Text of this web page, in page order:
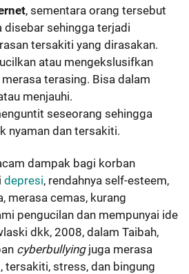
, sementara orang tersebut
disebar sehingga terjadi
tersakiti yang dirasakan.
atau mengekslusifkan
terasing. Bisa dalam
menjauhi.
seseorang sehingga
nyaman dan tersakiti.
dampak bagi korban
depresi, rendahnya self-esteem,
merasa cemas, kurang
pengucilan dan mempunyai ide
dkk, 2008, dalam Taibah,
cyberbullying juga merasa
tersakiti, stress, dan bingung